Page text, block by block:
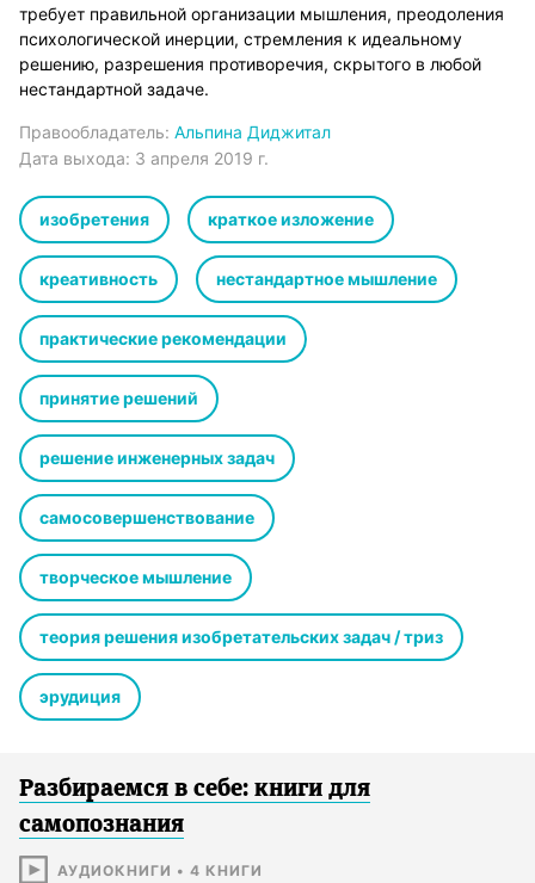
требует правильной организации мышления, преодоления
психологической инерции, стремления к идеальному
решению, разрешения противоречия, скрытого в любой
нестандартной задаче.
Правообладатель: Альпина Диджитал
Дата выхода: 3 апреля 2019 г.
изобретения краткое изложение
креативность нестандартное мышление
практические рекомендации
принятие решений
решение инженерных задач
самосовершенствование
творческое мышление
теория решения изобретательских задач / триз
эрудиция
Разбираемся в себе: книги для
самопознания
АУДИОКНИГИ • 4 КНИГИ